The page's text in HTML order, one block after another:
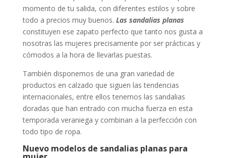
momento de tu salida, con diferentes estilos y sobre
todo a precios muy buenos. Las sandalias planas
constituyen ese zapato perfecto que tanto nos gusta a
nosotras las mujeres precisamente por ser prácticas y
cómodos a la hora de llevarlas puestas.
También disponemos de una gran variedad de
productos en calzado que siguen las tendencias
internacionales, entre ellos tenemos las sandalias
doradas que han entrado con mucha fuerza en esta
temporada veraniega y combinan a la perfección con
todo tipo de ropa.
Nuevo modelos de sandalias planas para